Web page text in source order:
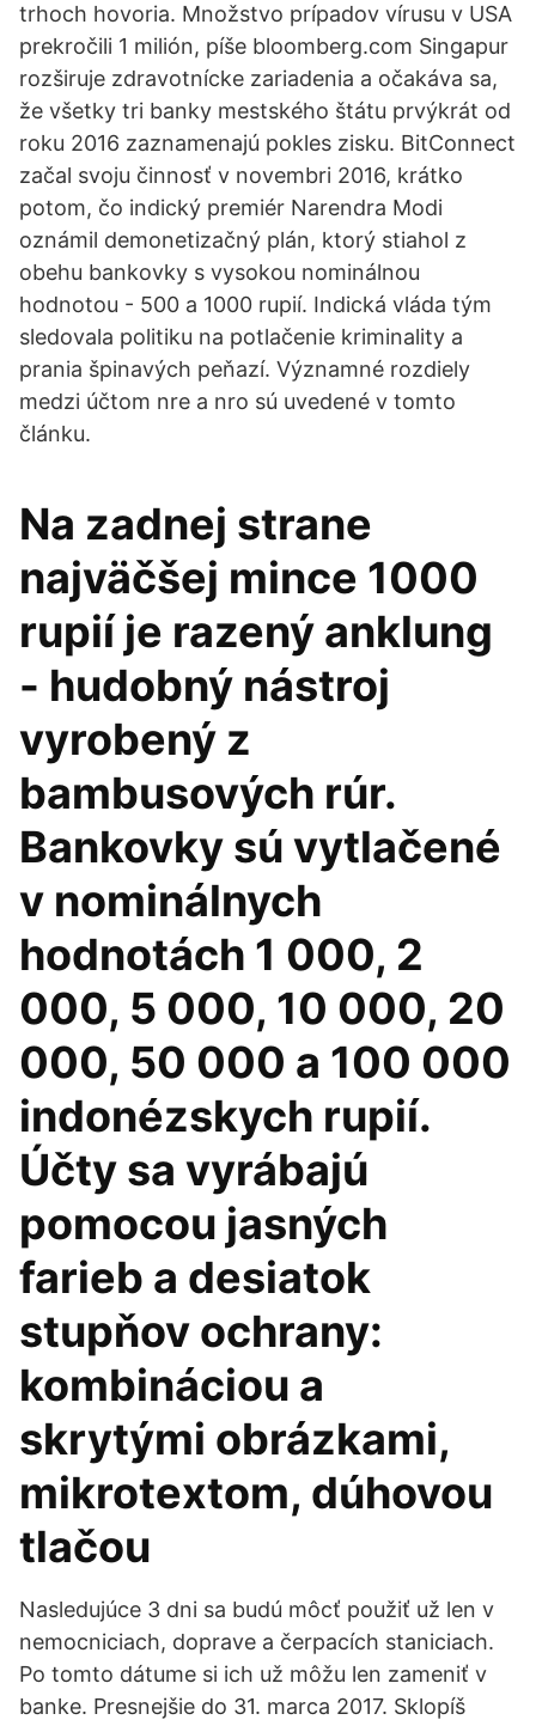
trhoch hovoria. Množstvo prípadov vírusu v USA
prekročili 1 milión, píše bloomberg.com Singapur
rozširuje zdravotnícke zariadenia a očakáva sa,
že všetky tri banky mestského štátu prvýkrát od
roku 2016 zaznamenajú pokles zisku. BitConnect
začal svoju činnosť v novembri 2016, krátko
potom, čo indický premiér Narendra Modi
oznámil demonetizačný plán, ktorý stiahol z
obehu bankovky s vysokou nominálnou
hodnotou - 500 a 1000 rupií. Indická vláda tým
sledovala politiku na potlačenie kriminality a
prania špinavých peňazí. Významné rozdiely
medzi účtom nre a nro sú uvedené v tomto
článku.
Na zadnej strane
najväčšej mince 1000
rupií je razený anklung
- hudobný nástroj
vyrobený z
bambusových rúr.
Bankovky sú vytlačené
v nominálnych
hodnotách 1 000, 2
000, 5 000, 10 000, 20
000, 50 000 a 100 000
indonézskych rupií.
Účty sa vyrábajú
pomocou jasných
farieb a desiatok
stupňov ochrany:
kombináciou a
skrytými obrázkami,
mikrotextom, dúhovou
tlačou
Nasledujúce 3 dni sa budú môcť použiť už len v
nemocniciach, doprave a čerpacích staniciach.
Po tomto dátume si ich už môžu len zameniť v
banke. Presnejšie do 31. marca 2017. Sklopíš